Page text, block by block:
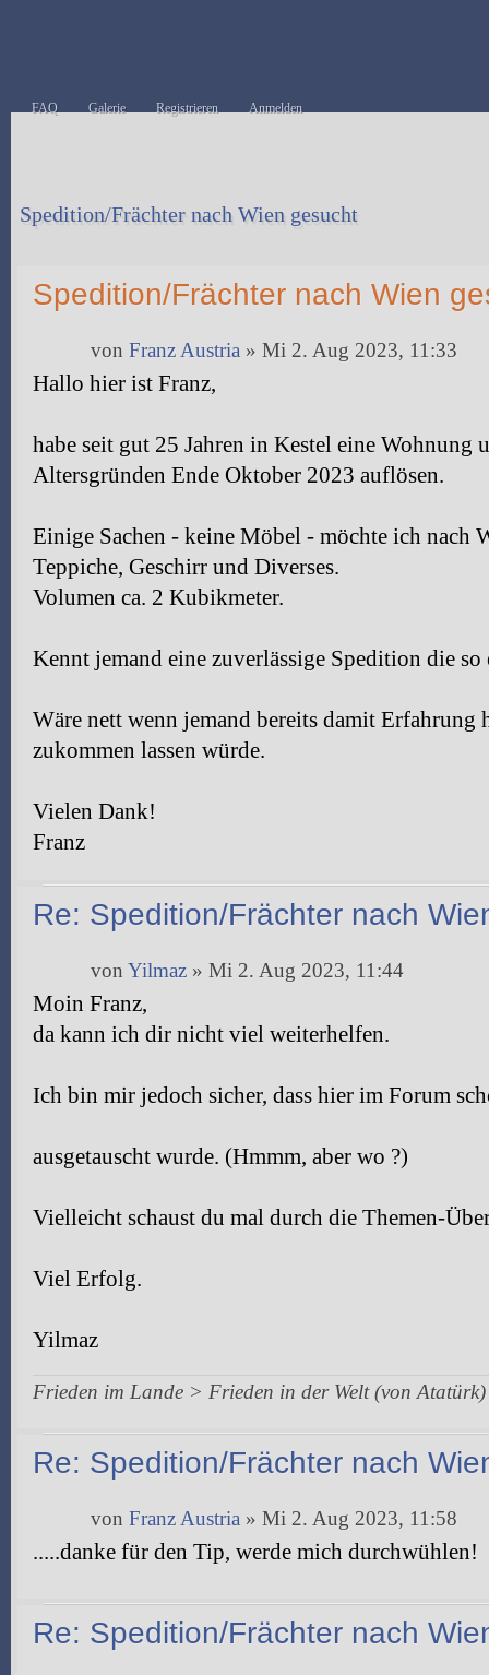
FAQ Galerie Registrieren Anmelden
Spedition/Frächter nach Wien gesucht
Spedition/Frächter nach Wien
von Franz Austria » Mi 2. Aug 2023, 11:33
Hallo hier ist Franz,
habe seit gut 25 Jahren in Kestel eine Wohnung
Altersgründen Ende Oktober 2023 auflösen.
Einige Sachen - keine Möbel - möchte ich nach
Teppiche, Geschirr und Diverses.
Volumen ca. 2 Kubikmeter.
Kennt jemand eine zuverlässige Spedition die
Wäre nett wenn jemand bereits damit Erfahrung
zukommen lassen würde.
Vielen Dank!
Franz
Re: Spedition/Frächter nach
von Yilmaz » Mi 2. Aug 2023, 11:44
Moin Franz,
da kann ich dir nicht viel weiterhelfen.
Ich bin mir jedoch sicher, dass hier im Forum
ausgetauscht wurde. (Hmmm, aber wo ?)
Vielleicht schaust du mal durch die Themen-
Viel Erfolg.
Yilmaz
Frieden im Lande > Frieden in der Welt (von Atatürk)
Re: Spedition/Frächter nach
von Franz Austria » Mi 2. Aug 2023, 11:58
.....danke für den Tip, werde mich durchwühlen!
Re: Spedition/Frächter nach